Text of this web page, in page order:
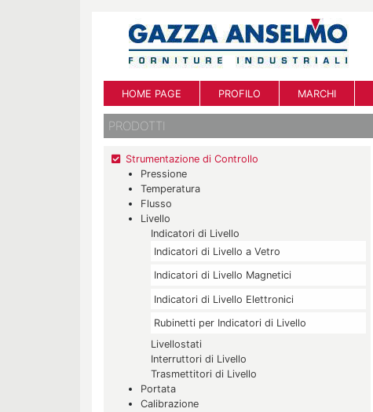
HOME PAGE PROFILO MARCHI
PRODOTTI
Strumentazione di Controllo
Pressione
Temperatura
Flusso
Livello
Indicatori di Livello
Indicatori di Livello a Vetro
Indicatori di Livello Magnetici
Indicatori di Livello Elettronici
Rubinetti per Indicatori di Livello
Livellostati
Interruttori di Livello
Trasmettitori di Livello
Portata
Calibrazione